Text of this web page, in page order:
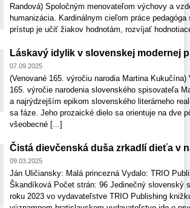
Randová) Spoločným menovateľom výchovy a
humanizácia. Kardinálnym cieľom práce
prístup je učiť žiakov hodnotám, rozvíjať
Láskavý idylik v slovenskej modernej
07.09.2025
(Venované 165. výročiu narodia Martina
165. výročie narodenia slovenského spisovateľa
a najrýdzejším epikom slovenského literárneho
sa fáze. Jeho prozaické dielo sa orientuje na dve
všeobecné [...]
Čistá dievčenská duša zrkadlí dieťa v
09.03.2025
Ján Uličiansky: Malá princezná Vydalo: TRIO
Škandíková Počet strán: 96 Jedinečný slovenský
roku 2023 vo vydavateľstve TRIO Publishing